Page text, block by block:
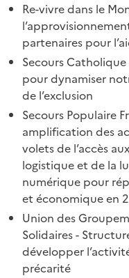
Re-vivre dans le
partenaires pour
Secours
pour dynamiser
de l’exclusion
Secours Populaire
amplification des
volets de l’accès
logistique et de la
numérique pour
et économique en
Union des
Solidaires -
développer
précarité